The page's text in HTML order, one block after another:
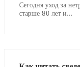
Сегодня уход за
старше 80 лет и...